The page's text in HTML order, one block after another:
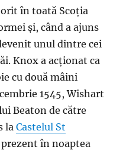
în toată Scoția
și, când a ajuns
unul dintre cei
Knox a acționat ca
cu două mâini
1545, Wishart
Beaton de către
laCastelul St
în noaptea